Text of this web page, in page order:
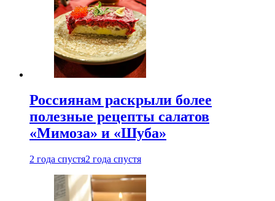
Россиянам раскрыли более
полезные рецепты салатов
«Мимоза» и «Шуба»
2 года спустя2 года спустя